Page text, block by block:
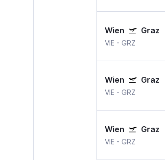
Wien Graz
VIE - GRZ
Wien Graz
VIE - GRZ
Wien Graz
VIE - GRZ